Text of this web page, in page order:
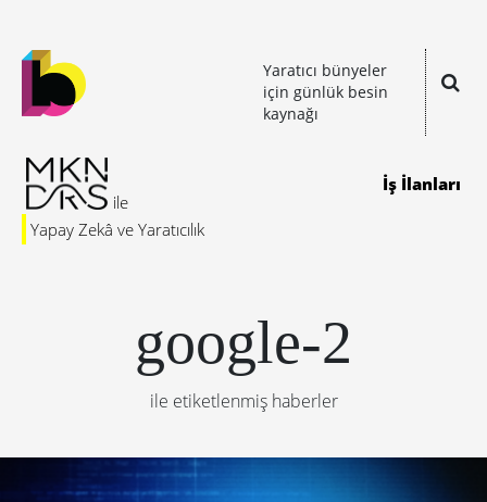
Yaratıcı bünyeler
için günlük besin
kaynağı
Yapay Zekâ ve Yaratıcılık
İş İlanları
google-2
ile etiketlenmiş haberler